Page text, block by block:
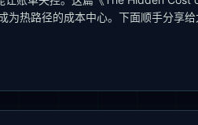
热路径的成本中心。下面顺手分享